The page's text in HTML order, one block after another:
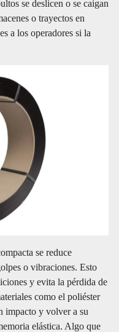
se deslicen o se caigan
o trayectos en
a los operadores si la
se reduce
o vibraciones. Esto
y evita la pérdida de
como el poliéster
impacto y volver a su
elástica. Algo que